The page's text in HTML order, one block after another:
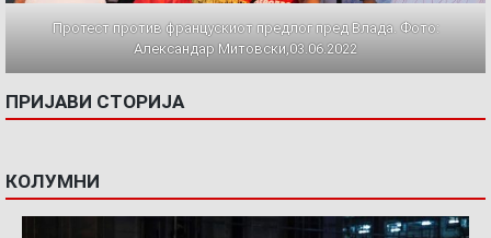
Протест против францускиот предлог пред Влада. Фото:
Александар Митовски,03.06.2022
ПРИЈАВИ СТОРИЈА
КОЛУМНИ